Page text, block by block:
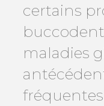
certains
maladies